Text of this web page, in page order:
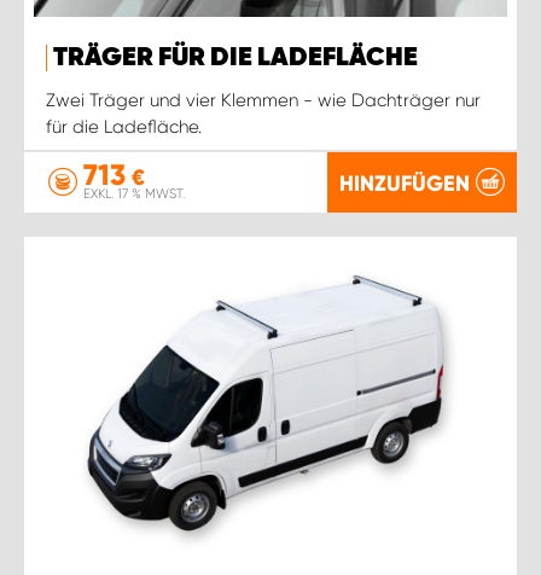
TRÄGER FÜR DIE LADEFLÄCHE
Zwei Träger und vier Klemmen - wie Dachträger nur
für die Ladefläche.
713 €
EXKL. 17 % MWST. HINZUFÜGEN